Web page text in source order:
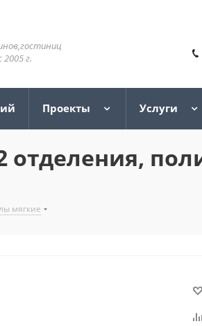
г.
Проекты Услуги
отделения,
мягкие